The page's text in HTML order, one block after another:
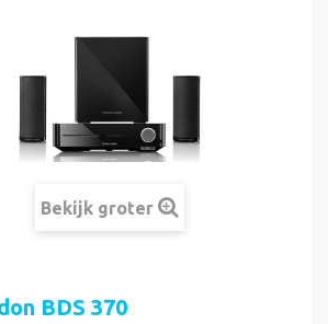
Bekijk groter
BDS 370